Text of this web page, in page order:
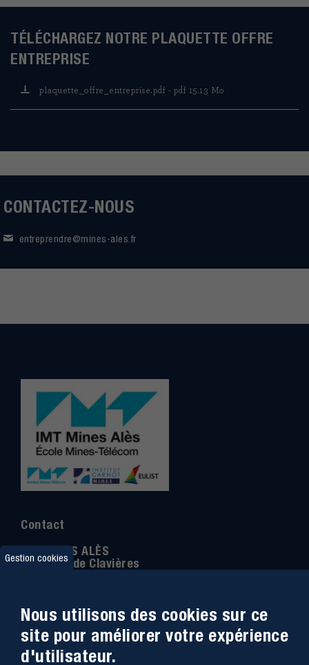
TÉLÉCHARGEZ NOTRE PLAQUETTE OFFRE
ENTREPRISE
plaquette_offre_entreprise.pdf - pdf 15.13 Mo
CONTACTEZ-NOUS
entreprendre@mines-ales.fr
Contact
IMT MINES ALÈS
6 Avenue de Clavières
Téléphone
04 66 78 50 00
Coordonnée GPS:44.13312 - 4.08836
Gestion cookies
Nous utilisons des cookies sur ce
site pour améliorer votre expérience
d'utilisateur.